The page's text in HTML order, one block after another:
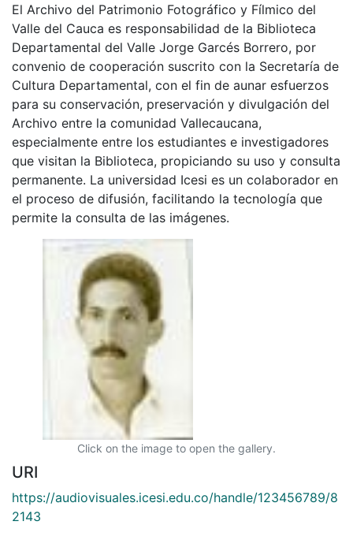
El Archivo del Patrimonio Fotográfico y Fílmico del
Valle del Cauca es responsabilidad de la Biblioteca
Departamental del Valle Jorge Garcés Borrero, por
convenio de cooperación suscrito con la Secretaría de
Cultura Departamental, con el fin de aunar esfuerzos
para su conservación, preservación y divulgación del
Archivo entre la comunidad Vallecaucana,
especialmente entre los estudiantes e investigadores
que visitan la Biblioteca, propiciando su uso y consulta
permanente. La universidad Icesi es un colaborador en
el proceso de difusión, facilitando la tecnología que
permite la consulta de las imágenes.
Click on the image to open the gallery.
URI
https://audiovisuales.icesi.edu.co/handle/123456789/8
2143